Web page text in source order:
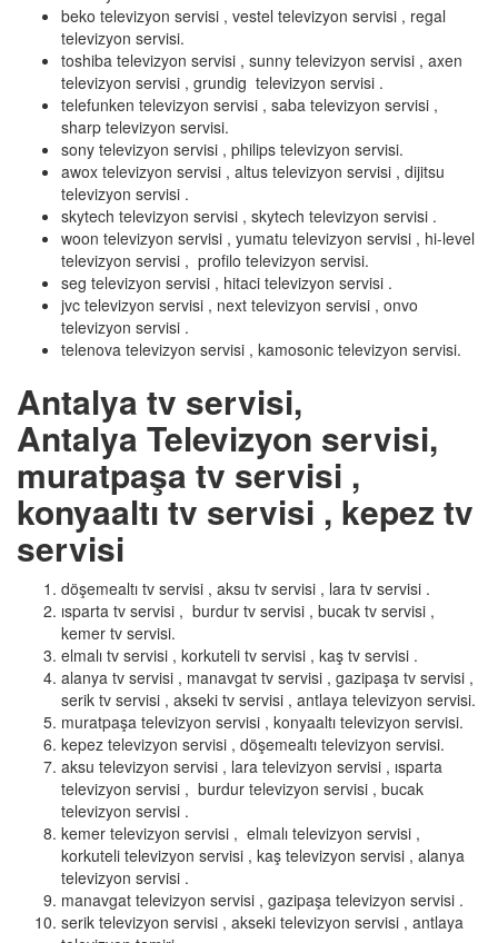
beko televizyon servisi , vestel televizyon servisi , regal
televizyon servisi.
toshiba televizyon servisi , sunny televizyon servisi , axen
televizyon servisi , grundig televizyon servisi .
telefunken televizyon servisi , saba televizyon servisi ,
sharp televizyon servisi.
sony televizyon servisi , philips televizyon servisi.
awox televizyon servisi , altus televizyon servisi , dijitsu
televizyon servisi .
skytech televizyon servisi , skytech televizyon servisi .
woon televizyon servisi , yumatu televizyon servisi , hi-level
televizyon servisi , profilo televizyon servisi.
seg televizyon servisi , hitaci televizyon servisi .
jvc televizyon servisi , next televizyon servisi , onvo
televizyon servisi .
telenova televizyon servisi , kamosonic televizyon servisi.
Antalya tv servisi,
Antalya Televizyon servisi,
muratpaşa tv servisi ,
konyaaltı tv servisi , kepez tv
servisi
döşemealtı tv servisi , aksu tv servisi , lara tv servisi .
ısparta tv servisi , burdur tv servisi , bucak tv servisi ,
kemer tv servisi.
elmalı tv servisi , korkuteli tv servisi , kaş tv servisi .
alanya tv servisi , manavgat tv servisi , gazipaşa tv servisi ,
serik tv servisi , akseki tv servisi , antlaya televizyon servisi.
muratpaşa televizyon servisi , konyaaltı televizyon servisi.
kepez televizyon servisi , döşemealtı televizyon servisi.
aksu televizyon servisi , lara televizyon servisi , ısparta
televizyon servisi , burdur televizyon servisi , bucak
televizyon servisi .
kemer televizyon servisi , elmalı televizyon servisi ,
korkuteli televizyon servisi , kaş televizyon servisi , alanya
televizyon servisi .
manavgat televizyon servisi , gazipaşa televizyon servisi .
serik televizyon servisi , akseki televizyon servisi , antlaya